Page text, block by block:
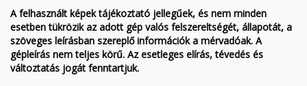
A felhasznált képek tájékoztató jellegűek, és nem minden
esetben tükrözik az adott gép valós felszereltségét, állapotát, a
szöveges leírásban szereplő információk a mérvadóak. A
gépleírás nem teljes körű. Az esetleges elírás, tévedés és
változtatás jogát fenntartjuk.